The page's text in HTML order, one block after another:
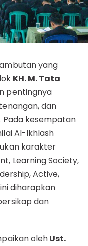
yang
KH. M. Tata
pentingnya
dan
Pada kesempatan
Al-Ikhlash
karakter
Learning Society,
Active,
diharapkan
dan
olehUst.